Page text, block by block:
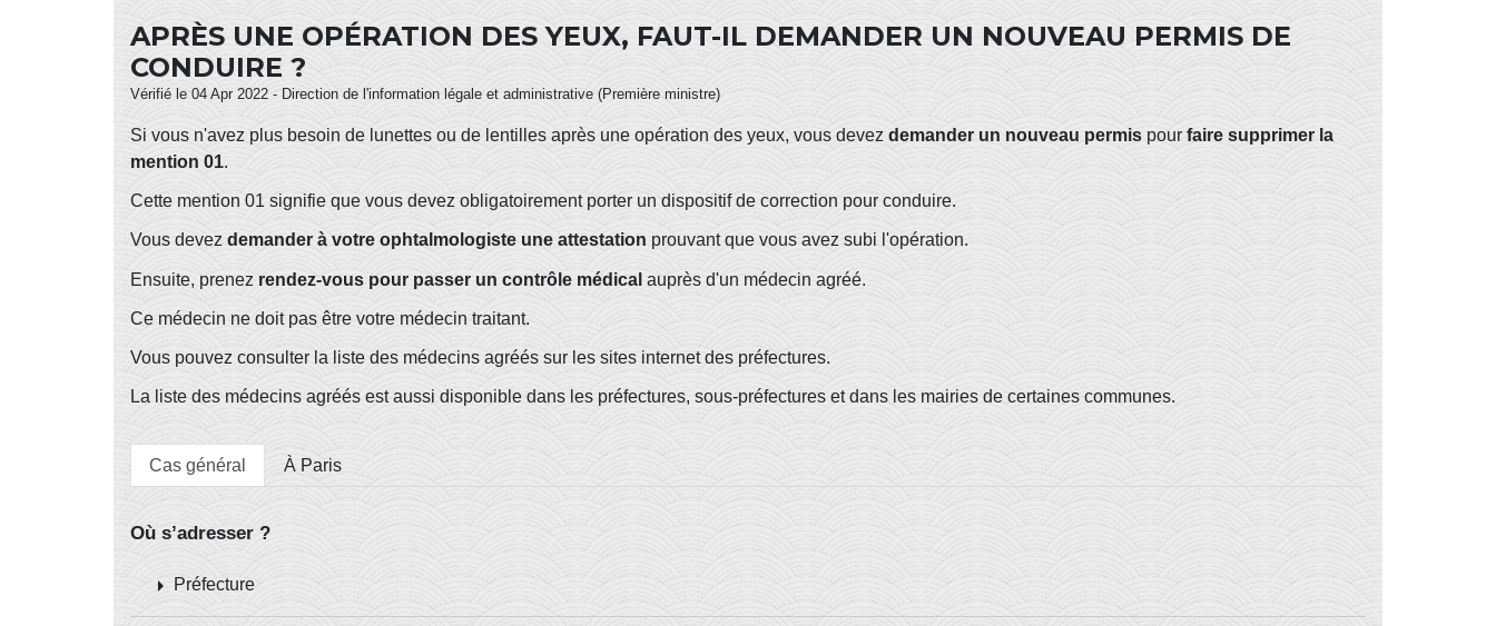
APRÈS UNE OPÉRATION DES YEUX, FAUT-IL DEMANDER UN NOUVEAU PERMIS DE
CONDUIRE ?
Vérifié le 04 Apr 2022 - Direction de l'information légale et administrative (Première ministre)
Si vous n'avez plus besoin de lunettes ou de lentilles après une opération des yeux, vous devez demander un nouveau permis pour faire supprimer la
mention 01.
Cette mention 01 signifie que vous devez obligatoirement porter un dispositif de correction pour conduire.
Vous devez demander à votre ophtalmologiste une attestation prouvant que vous avez subi l'opération.
Ensuite, prenez rendez-vous pour passer un contrôle médical auprès d'un médecin agréé.
Ce médecin ne doit pas être votre médecin traitant.
Vous pouvez consulter la liste des médecins agréés sur les sites internet des préfectures.
La liste des médecins agréés est aussi disponible dans les préfectures, sous-préfectures et dans les mairies de certaines communes.
Cas général À Paris
Où s’adresser ?
arrow_right Préfecture